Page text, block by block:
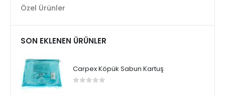
Özel Ürünler
SON EKLENEN ÜRÜNLER
Carpex Köpük Sabun Kartuş